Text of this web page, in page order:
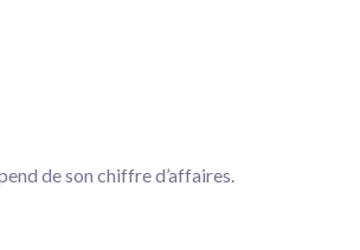
de son chiffre d’affaires.